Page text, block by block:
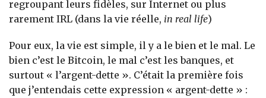
regroupant leurs fidèles, sur Internet ou plus
rarement IRL (dans la vie réelle, in real life)
Pour eux, la vie est simple, il y a le bien et le mal. Le
bien c’est le Bitcoin, le mal c’est les banques, et
surtout « l’argent-dette ». C’était la première fois
que j’entendais cette expression « argent-dette » :